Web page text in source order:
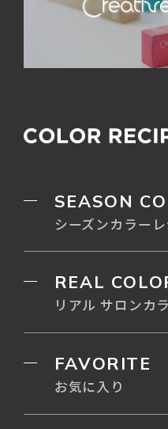
SEASON
シーズンカラー
REAL
リアル サロンカ
FAVORITE
お気に入り